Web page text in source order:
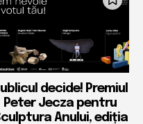
decide! Premiul
Peter Jecza pentru
Anului, ediția